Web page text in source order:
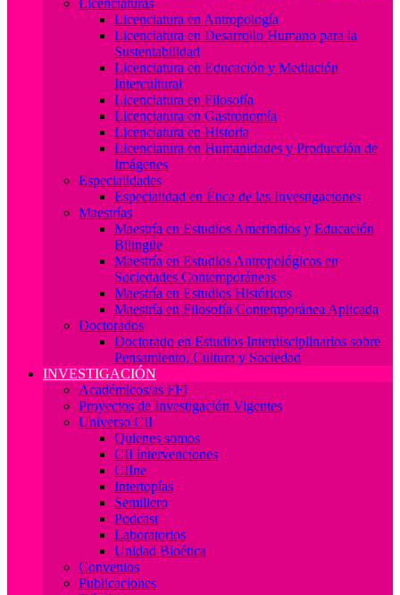
Licenciaturas
Licenciatura en Antropología
Licenciatura en Desarrollo Humano para la
Sustentabilidad
Licenciatura en Educación y Mediación
Intercultural
Licenciatura en Filosofía
Licenciatura en Gastronomía
Licenciatura en Historia
Licenciatura en Humanidades y Producción de
Imágenes
Especialidades
Especialidad en Ética de las Investigaciones
Maestrías
Maestría en Estudios Amerindios y Educación
Bilingüe
Maestría en Estudios Antropológicos en
Sociedades Contemporáneas
Maestría en Estudios Históricos
Maestría en Filosofía Contemporánea Aplicada
Doctorados
Doctorado en Estudios Interdisciplinarios sobre
Pensamiento, Cultura y Sociedad
INVESTIGACIÓN
Académicos/as FFI
Proyectos de Investigación Vigentes
Universo CII
Quienes somos
CII intervenciones
CIIne
Intertopías
Semillero
Podcast
Laboratorios
Unidad Bioética
Convenios
Publicaciones